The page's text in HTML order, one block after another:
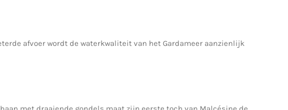
afvoer wordt de waterkwaliteit van het Gardameer aanzienlijk